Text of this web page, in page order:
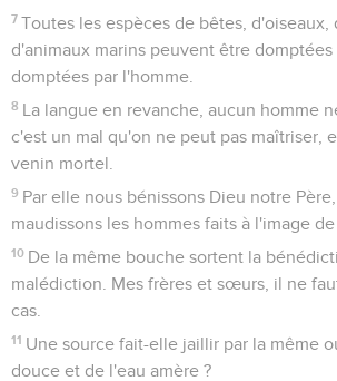
7 Toutes les espèces de bêtes, d'oiseaux,
d'animaux marins peuvent être
domptées par l'homme.
8 La langue en revanche, aucun homme
c'est un mal qu'on ne peut pas maîtriser,
venin mortel.
9 Par elle nous bénissons Dieu notre
maudissons les hommes faits à l'image de
10 De la même bouche sortent la
malédiction. Mes frères et sœurs, il ne
cas.
11 Une source fait-elle jaillir par la même
douce et de l'eau amère ?